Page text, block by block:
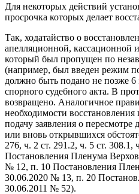
Для некоторых действий
просрочка которых делает
Так, ходатайство о
апелляционной, кассационной
который был пропущен по
(например, был введен режим
должно быть подано не позже
спорного судебного акта. В
возвращено. Аналогичное
необходимости
подачу заявления о
или вновь открывшихся
276, ч. 2 ст. 291.2, ч. 5 ст.
Постановления Пленума
№ 12, п. 10 Постановления
30.06.2020 № 13, п. 20
30.06.2011 № 52).